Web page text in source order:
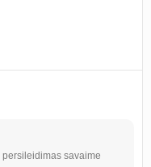
savaime